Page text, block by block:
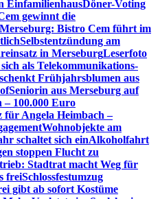
EinfamilienhausDöner-Voting
gewinnt die
Bistro Cem führt im
Selbstentzündung am
in MerseburgLeserfoto
als Telekommunikations-
Frühjahrsblumen aus
Seniorin aus Merseburg auf
– 100.000 Euro
für Angela Heimbach –
Wohnobjekte am
schaltet sich einAlkoholfahrt
stoppen Flucht zu
Stadtrat macht Weg für
freiSchlossfestumzug
gibt ab sofort Kostüme